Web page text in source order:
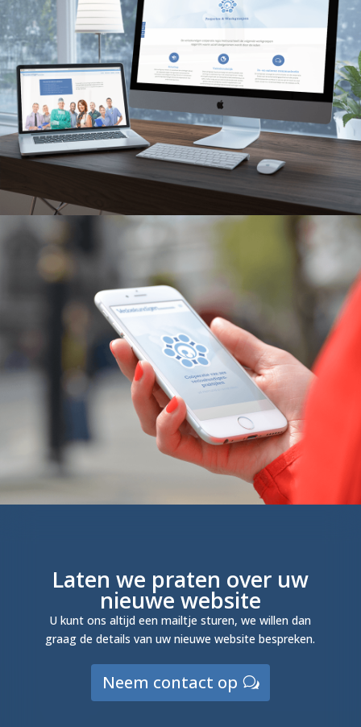
Laten we praten over uw
nieuwe website
U kunt ons altijd een mailtje sturen, we willen dan
graag de details van uw nieuwe website bespreken.
Neem contact op